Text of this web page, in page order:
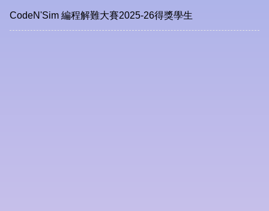
CodeN'Sim 編程解難大賽2025-26得獎學生